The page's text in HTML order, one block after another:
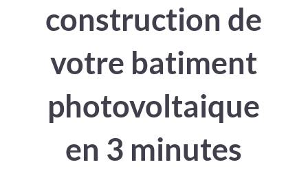
construction de
votre batiment
photovoltaique
en 3 minutes